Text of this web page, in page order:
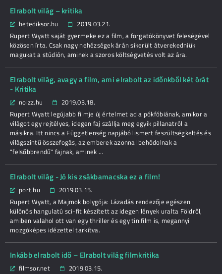
Elrabolt világ – kritika
hetediksor.hu
2019.03.21.
Rupert Wyatt saját gyermeke ez a film, a forgatókönyvet feleségével
közösen írta. Csak nagy nehézségek árán sikerült átverekedniük
magukat a stúdión, aminek a szoros költségvetés volt az ára.
Elrabolt világ, avagy a film, ami elrabolt az időnkből két órát
- Kritika
noizz.hu
2019.03.18.
Rupert Wyatt legújabb filmje új értelmet ad a pókfóbiának, amikor a
világot egy rejtélyes, idegen faj szállja meg egyik pillanatról a
másikra. Itt nincs a Függetlenség napjából ismert feszültségkeltés és
világszintű összefogás, az emberek azonnal behódolnak a
"felsőbbrendű" fajnak, aminek ...
Elrabolt világ - Jó kis zsákbamacska ez a film!
port.hu
2019.03.15.
Rupert Wyatt, a Majmok bolygója: Lázadás rendezője egészen
különös hangulatú sci-fit készített az idegen lények uralta Földről,
amiben valahol ott van egy thriller és egy tinifilm is, megannyi
mozgóképes idézettel tarkítva.
Inkább elrabolt idő – Elrabolt világ filmkritika
filmsor.net
2019.03.15.